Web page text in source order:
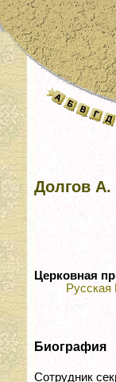
Долгов А.
Церковная
Русская
Биография
Сотрудник